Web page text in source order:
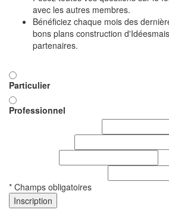
avec les autres membres.
Bénéficiez chaque mois des
bons plans construction
partenaires.
Particulier
Professionnel
* Champs obligatoires